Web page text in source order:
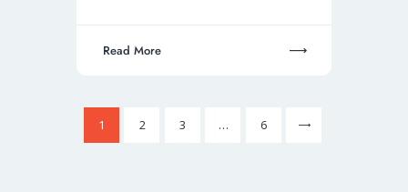
Read More
1 2 3 … 6